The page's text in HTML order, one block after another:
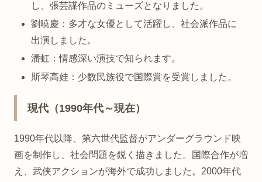
し、張芸謀作品のミューズとなりました。
劉暁慶：多才な女優として活躍し、社会派作品に
出演しました。
潘虹：情感深い演技で知られます。
斯琴高娃：少数民族役で国際賞を受賞しました。
現代（1990年代～現在）
1990年代以降、第六世代監督がアンダーグラウンド映
画を制作し、社会問題を鋭く描きました。国際合作が増
え、武侠アクションが海外で成功しました。2000年代